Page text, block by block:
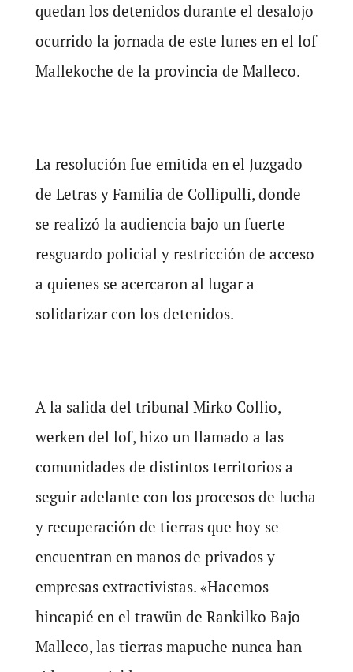
quedan los detenidos durante el desalojo
ocurrido la jornada de este lunes en el lof
Mallekoche de la provincia de Malleco.
La resolución fue emitida en el Juzgado
de Letras y Familia de Collipulli, donde
se realizó la audiencia bajo un fuerte
resguardo policial y restricción de acceso
a quienes se acercaron al lugar a
solidarizar con los detenidos.
A la salida del tribunal Mirko Collio,
werken del lof, hizo un llamado a las
comunidades de distintos territorios a
seguir adelante con los procesos de lucha
y recuperación de tierras que hoy se
encuentran en manos de privados y
empresas extractivistas. «Hacemos
hincapié en el trawün de Rankilko Bajo
Malleco, las tierras mapuche nunca han